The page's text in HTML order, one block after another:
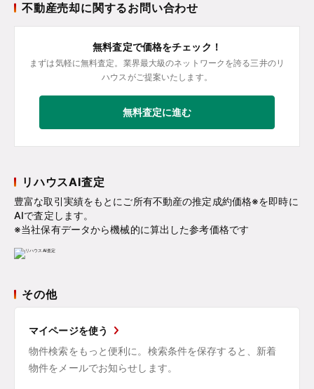
不動産売却に関するお問い合わせ
無料査定で価格をチェック！
まずは気軽に無料査定。業界最大級のネットワークを誇る三井のリ
ハウスがご提案いたします。
無料査定に進む
リハウスAI査定
豊富な取引実績をもとにご所有不動産の推定成約価格※を即時に
AIで査定します。
※当社保有データから機械的に算出した参考価格です
その他
マイページを使う
物件検索をもっと便利に。検索条件を保存すると、新着
物件をメールでお知らせします。